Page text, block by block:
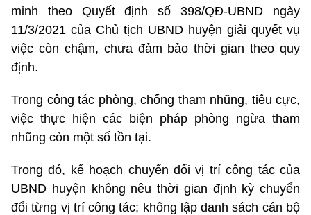
minh theo Quyết định số 398/QĐ-UBND ngày
11/3/2021 của Chủ tịch UBND huyện giải quyết vụ
việc còn chậm, chưa đảm bảo thời gian theo quy
định.
Trong công tác phòng, chống tham nhũng, tiêu cực,
việc thực hiện các biện pháp phòng ngừa tham
nhũng còn một số tồn tại.
Trong đó, kế hoạch chuyển đổi vị trí công tác của
UBND huyện không nêu thời gian định kỳ chuyển
đổi từng vị trí công tác; không lập danh sách cán bộ